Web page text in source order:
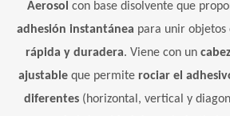
Aerosol con base disolvente que
adhesión instantánea para unir objetos
rápida y duradera. Viene con un
ajustableque permite rociar el
diferentes (horizontal, vertical y